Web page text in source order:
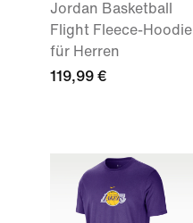
Jordan Basketball
Flight Fleece-Hoodie
für Herren
119,99 €